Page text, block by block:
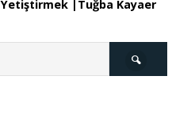
Yetiştirmek |Tuğba Kayaer